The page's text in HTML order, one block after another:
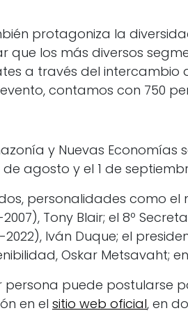
protagoniza la
los más diversos
a través del intercambio
contamos con 750
y Nuevas Economías
de agosto y el 1 de
personalidades como el
Tony Blair; el 8º
Iván Duque; el
Oskar Metsavaht;
puede postularse
en el sitio web oficial, en